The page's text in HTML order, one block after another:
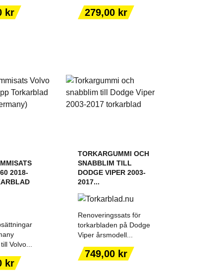
kr
TILL I
Pris
279,00 kr
LÄGG TILL I
VARUKORGEN
2018-
Volvo...
kr
TILL I
TORKARGUMMI OCH
SNABBLIM TILL
DODGE VIPER 2003-
2017...
Renoveringssats för
torkarbladen på Dodge
Viper årsmodell...
Pris
749,00 kr
LÄGG TILL I
VARUKORGEN